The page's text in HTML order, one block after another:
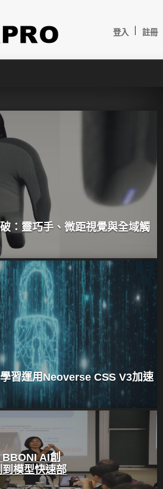
登入 註冊
：靈巧手、微距視覺與全域觸
習運用Neoverse CSS V3加速
AI創
模型快速部